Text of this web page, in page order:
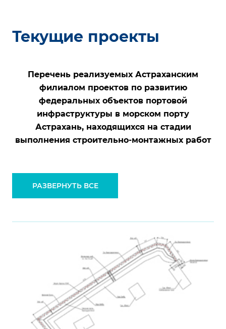
Текущие проекты
Перечень реализуемых Астраханским
филиалом проектов по развитию
федеральных объектов портовой
инфраструктуры в морском порту
Астрахань, находящихся на стадии
выполнения строительно-монтажных работ
РАЗВЕРНУТЬ ВСЕ